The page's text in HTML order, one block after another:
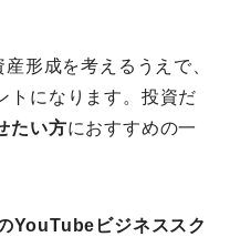
形成を考えるうえで、
トになります。投資だ
たい方におすすめの一
YouTubeビジネススク